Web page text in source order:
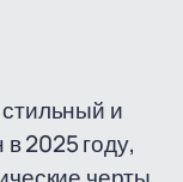
и
2025 году,